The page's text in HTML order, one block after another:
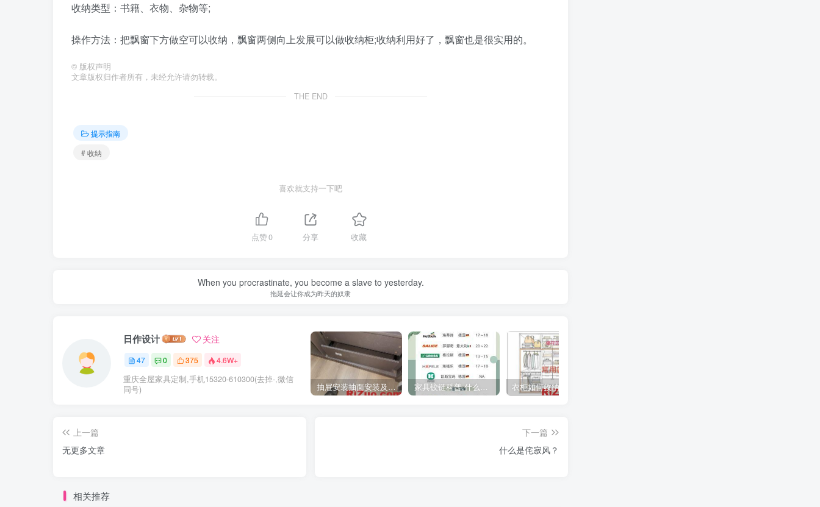
收纳类型：书籍、衣物、杂物等;
操作方法：把飘窗下方做空可以收纳，飘窗两侧向上发展可以做收纳柜;收纳利用好了，飘窗也是很实用的。
© 版权声明
文章版权归作者所有，未经允许请勿转载。
THE END
提示指南
# 收纳
喜欢就支持一下吧
点赞0 分享 收藏
When you procrastinate, you become a slave to yesterday.
拖延会让你成为昨天的奴隶
日作设计 关注
47 0 375 4.6W+
重庆全屋家具定制,手机15320-610300(去掉-,微信
同号)
抽屉安装抽面安装及抽屉拉手安装教程 家具铰链科普,什么时候用直弯,中弯,大弯铰链
上一篇
无更多文章
下一篇
什么是侘寂风？
相关推荐